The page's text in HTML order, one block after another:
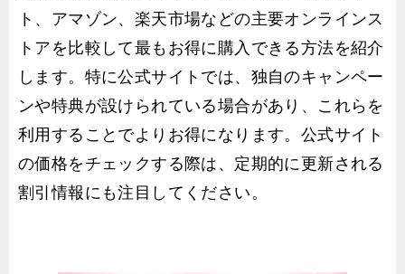
ト、アマゾン、楽天市場などの主要オンラインス
トアを比較して最もお得に購入できる方法を紹介
します。特に公式サイトでは、独自のキャンペー
ンや特典が設けられている場合があり、これらを
利用することでよりお得になります。公式サイト
の価格をチェックする際は、定期的に更新される
割引情報にも注目してください。